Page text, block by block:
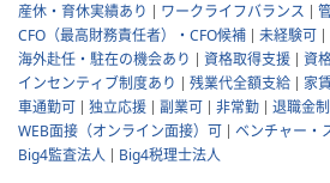
産休・育休実績あり
ワークライフバランス
CFO（最高財務責任者）・CFO候補
未経験可
海外赴任・駐在の機会あり
資格取得支援
資
インセンティブ制度あり
残業代全額支給 家
車通勤可
独立応援 副業可 非常勤 退職金
WEB面接（オンライン面接）可
ベンチャー・
Big4監査法人
Big4税理士法人